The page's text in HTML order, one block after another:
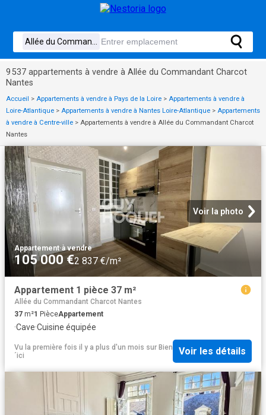
9 537 appartements à vendre à Allée du Commandant Charcot
Nantes
Accueil > Appartements à vendre à Pays de la Loire > Appartements à vendre à
Loire-Atlantique > Appartements à vendre à Nantes Loire-Atlantique > Appartements
à vendre à Centre-ville > Appartements à vendre à Allée du Commandant Charcot
Nantes
Voir la photo
Appartement·à vendre
105 000 €2 837 €/m²
Appartement 1 pièce 37 m²
Allée du Commandant Charcot Nantes
37 m²1 PièceAppartement
·Cave·Cuisine équipée
Vu la première fois il y a plus d'un mois sur Bien
´ici
Voir les détails